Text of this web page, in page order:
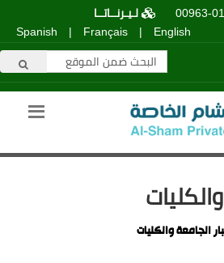
00963-
لـيـرنــاتــا
English
|
Français
|
Spanish
الجامعة والكليات